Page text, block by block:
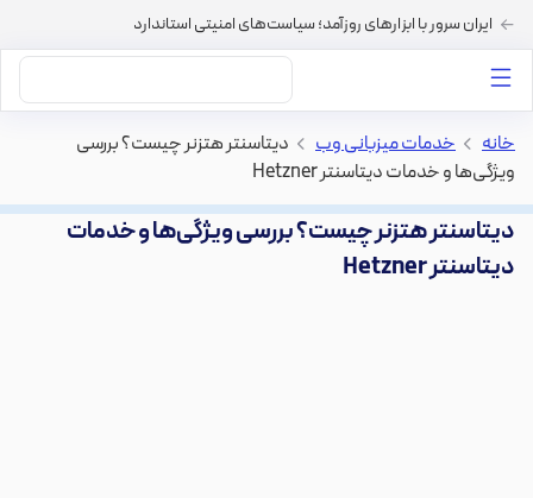
ایران سرور با ابزارهای روزآمد؛ سیاست‌های امنیتی استاندارد
خانه > خدمات میزبانی وب > دیتاسنتر هتزنر چیست؟ بررسی
ویژگی‌ها و خدمات دیتاسنتر Hetzner
دیتاسنتر هتزنر چیست؟ بررسی ویژگی‌ها و خدمات
دیتاسنتر Hetzner